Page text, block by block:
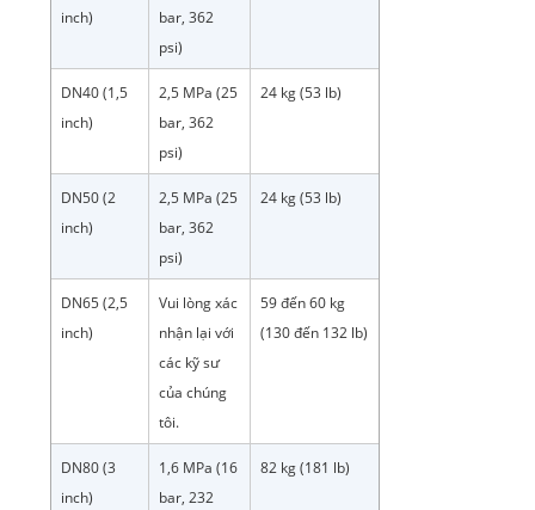
inch)
bar, 362
psi)
DN40 (1,5
inch)
2,5 MPa (25
bar, 362
psi)
24 kg (53 lb)
DN50 (2
inch)
2,5 MPa (25
bar, 362
psi)
24 kg (53 lb)
DN65 (2,5
inch)
Vui lòng xác
nhận lại với
các kỹ sư
của chúng
tôi.
59 đến 60 kg
(130 đến 132 lb)
DN80 (3
inch)
1,6 MPa (16
bar, 232
82 kg (181 lb)